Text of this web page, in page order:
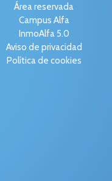
Área reservada
Campus Alfa
InmoAlfa 5.0
Aviso de privacidad
Política de cookies